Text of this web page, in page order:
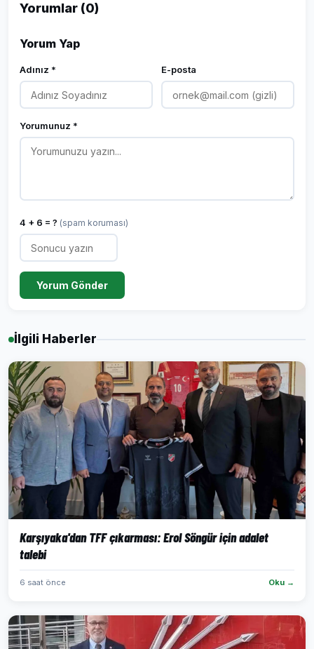
Yorumlar (0)
Yorum Yap
Adınız * E-posta
Yorumunuz *
4 + 6 = ? (spam koruması)
Yorum Gönder
İlgili Haberler
Karşıyaka'dan TFF çıkarması: Erol Söngür için adalet
talebi
6 saat önce Oku →